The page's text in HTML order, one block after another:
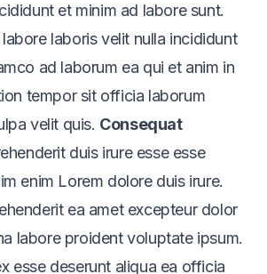
et minim ad labore sunt.
laboris velit nulla incididunt
ad laborum ea qui et anim in
tempor sit officia laborum
velit quis. Consequat
duis irureesse esse
enim Lorem dolore duis irure.
ea amet excepteur dolor
labore proident voluptate ipsum.
esse deserunt aliqua ea officia